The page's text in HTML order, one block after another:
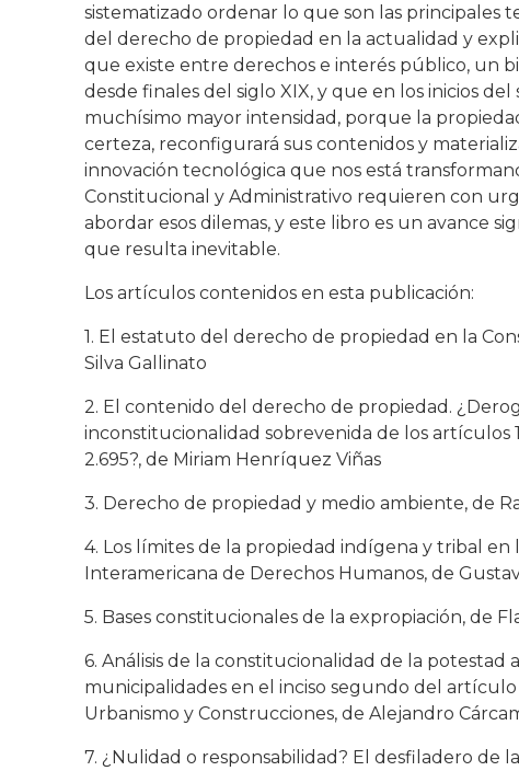
sistematizado ordenar lo que son las principales
del derecho de propiedad en la actualidad y
que existe entre derechos e interés público, un
desde finales del siglo XIX, y que en los inicios del
muchísimo mayor intensidad, porque la
certeza, reconfigurará sus contenidos y
innovación tecnológica que nos está
Constitucional y Administrativo requieren con
abordar esos dilemas, y este libro es un avance
que resulta inevitable.
Los artículos contenidos en esta publicación:
1. El estatuto del derecho de propiedad en la
Silva Gallinato
2. El contenido del derecho de propiedad.
inconstitucionalidad sobrevenida de los artículos
2.695?, de Miriam Henríquez Viñas
3. Derecho de propiedad y medio ambiente, de
4. Los límites de la propiedad indígena y tribal
Interamericana de Derechos Humanos, de
5. Bases constitucionales de la expropiación, de
6. Análisis de la constitucionalidad de la potestad
municipalidades en el inciso segundo del artículo
Urbanismo y Construcciones, de Alejandro
7. ¿Nulidad o responsabilidad? El desfiladero de